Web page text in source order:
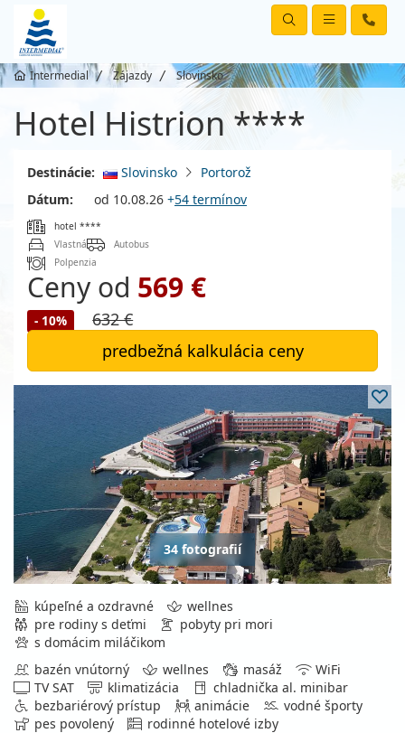
Intermedial Zájazdy Slovinsko
Hotel Histrion ****
Destinácie: Slovinsko
Portorož
Dátum:
od 10.08.26 +54 termínov
hotel ****
Vlastná
Autobus
Polpenzia
Ceny od 569 €
- 10%
632 €
predbežná kalkulácia ceny
34 fotografií
kúpeľné a ozdravné
wellnes
pre rodiny s deťmi
pobyty pri mori
s domácim miláčikom
bazén vnútorný
wellnes masáž
WiFi
TV SAT
klimatizácia
chladnička al. minibar
bezbariérový prístup
animácie
vodné športy
pes povolený
rodinné hotelové izby